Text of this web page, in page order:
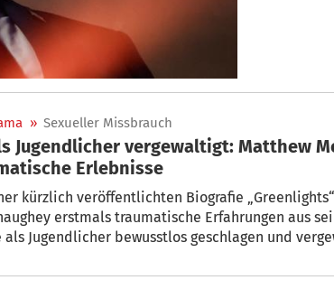
» Sexueller Missbrauch
Erlebnisse
kürzlich veröffentlichten Biografie
erstmals traumatische Erfahrungen aus
als Jugendlicher bewusstlos geschlagen und